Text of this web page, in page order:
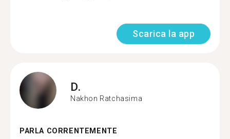
Scarica la app
D.
Nakhon Ratchasima
PARLA CORRENTEMENTE